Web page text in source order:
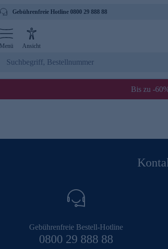
Gebührenfreie Hotline 0800 29 888 88
Menü Ansicht
Bis zu -
Gebührenfreie Bestell-Hotline
0800 29 888 88